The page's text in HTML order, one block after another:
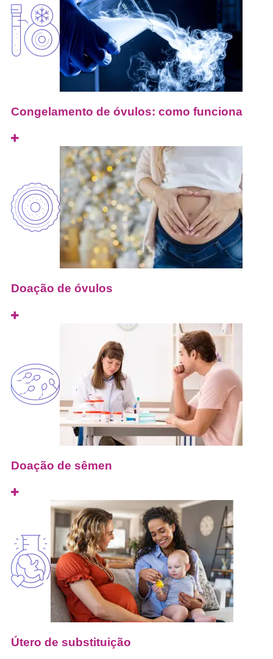
Congelamento de óvulos: como funciona
Doação de óvulos
Doação de sêmen
Útero de substituição